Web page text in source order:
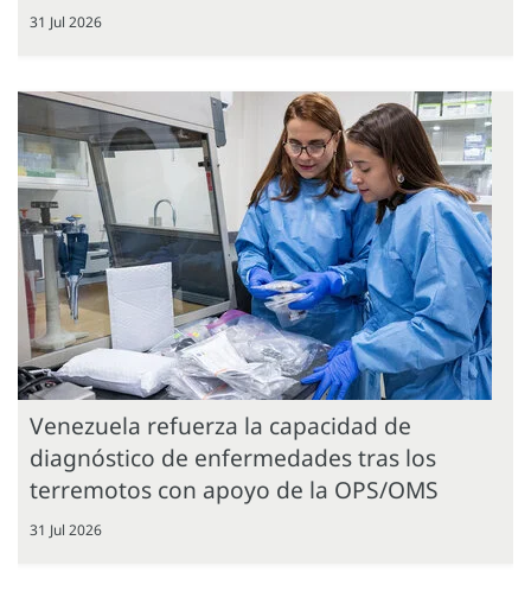
31 Jul 2026
Venezuela refuerza la capacidad de
diagnóstico de enfermedades tras los
terremotos con apoyo de la OPS/OMS
31 Jul 2026